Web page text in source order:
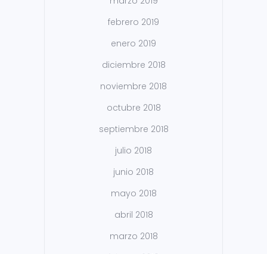
febrero 2019
enero 2019
diciembre 2018
noviembre 2018
octubre 2018
septiembre 2018
julio 2018
junio 2018
mayo 2018
abril 2018
marzo 2018